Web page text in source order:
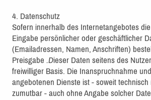
4. Datenschutz
Sofern innerhalb des Internetangebotes
Eingabe persönlicher oder geschäftlicher
(Emailadressen, Namen, Anschriften)
Preisgabe .Dieser Daten seitens des
freiwilliger Basis. Die Inanspruchnahme
angebotenen Dienste ist - soweit technisch
zumutbar - auch ohne Angabe solcher